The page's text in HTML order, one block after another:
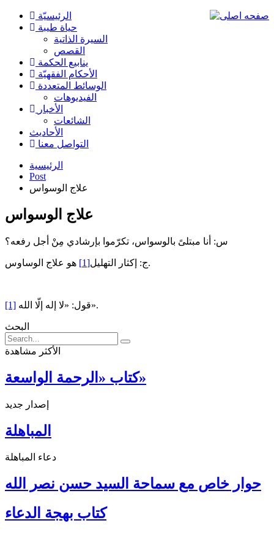
الرئیسیّة
حياة طيبة
السيرة الذاتية
القصص
ينابيع الحكمة
الأحکام الفقهیّة
الوسائط المتعددة
الفیدیوهات
الأخبار
الشائعات
الأحادیث
التواصل معنا
الرئيسية
Post
علاج الوسواس
علاج الوسواس
س: أنا مبتلىً بالوسواس، تكرّموا بإرشادي مِنْ أجل رفعه؟
ج: إكثار التهليل[1] هو علاج الوساوس.
[1] قول: «لا إله إلّا الله».
البحث
الأكثر مشاهدة
كتاب «الرحمة الواسعة»
إصدار جديد
المباهلة
دعاء المباهلة
حوار خاص مع سماحة السيد حسن نصر الله
كتاب بهجة الدعاء